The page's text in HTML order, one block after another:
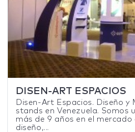
DISEN-ART ESPACIOS
Disen-Art Espacios. Diseño y
stands en Venezuela. Somos
más de 9 años en el mercado
diseño,...